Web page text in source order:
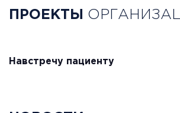
ПРОЕКТЫ
Навстречу пациенту